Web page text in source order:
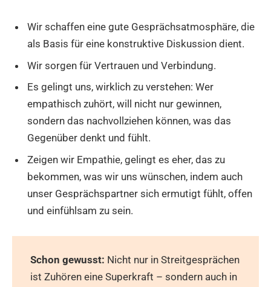
Wir schaffen eine gute Gesprächsatmosphäre, die
als Basis für eine konstruktive Diskussion dient.
Wir sorgen für Vertrauen und Verbindung.
Es gelingt uns, wirklich zu verstehen: Wer
empathisch zuhört, will nicht nur gewinnen,
sondern das nachvollziehen können, was das
Gegenüber denkt und fühlt.
Zeigen wir Empathie, gelingt es eher, das zu
bekommen, was wir uns wünschen, indem auch
unser Gesprächspartner sich ermutigt fühlt, offen
und einfühlsam zu sein.
Schon gewusst: Nicht nur in Streitgesprächen
ist Zuhören eine Superkraft – sondern auch in